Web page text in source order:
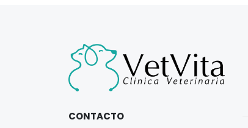
CONTACTO